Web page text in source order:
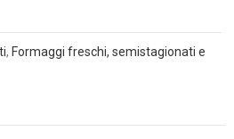
, Formaggi freschi, semistagionati e